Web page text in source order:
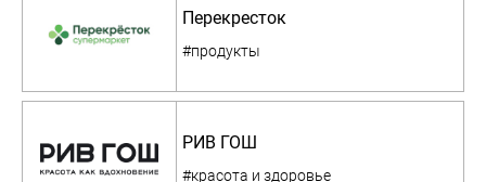
Перекресток
#продукты
РИВ ГОШ
#красота и здоровье